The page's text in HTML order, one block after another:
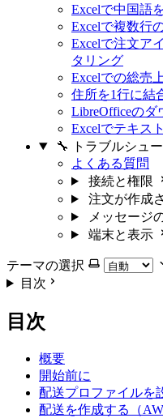
Excelで中国語
Excelで複数行
Excelで注文ア
タリング
Excelでの総売上
住所を1行に結
LibreOfficeの
Excelでテキス
🔧 トラブルシュ
よくある質問
接続と権限
注文が作成
メッセージ
端末と表示
テーマの選択
目次
目次
概要
開始前に
配送プロファイルを
配送を作成する（